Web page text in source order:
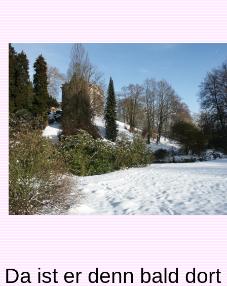
Da ist er denn bald dort